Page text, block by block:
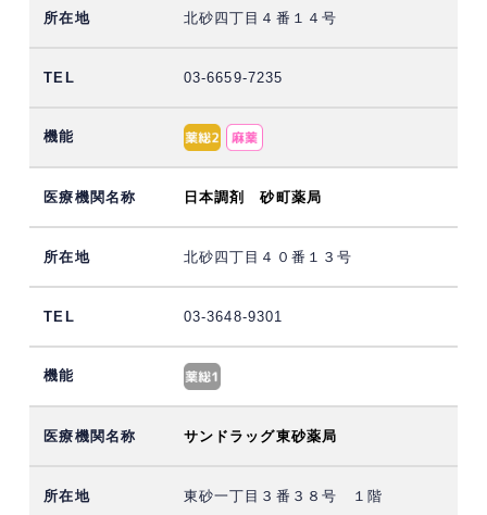
北砂四丁目４番１４号
03-6659-7235
日本調剤 砂町薬局
北砂四丁目４０番１３号
03-3648-9301
サンドラッグ東砂薬局
東砂一丁目３番３８号 １階